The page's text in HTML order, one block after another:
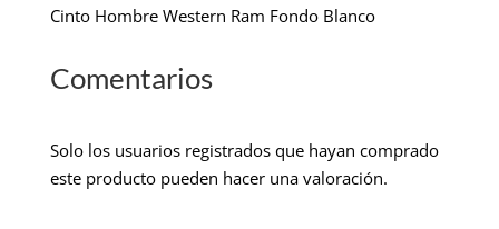
Cinto Hombre Western Ram Fondo Blanco
Comentarios
Solo los usuarios registrados que hayan comprado
este producto pueden hacer una valoración.